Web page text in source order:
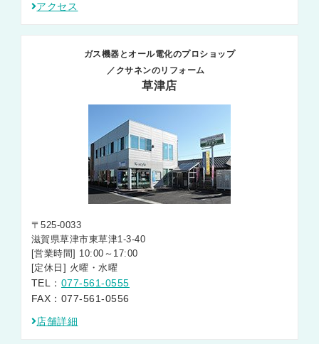
アクセス
ガス機器とオール電化のプロショップ
／クサネンのリフォーム
草津店
〒525-0033
滋賀県草津市東草津1-3-40
[営業時間] 10:00～17:00
[定休日] 火曜・水曜
TEL： 077-561-0555
FAX：077-561-0556
店舗詳細